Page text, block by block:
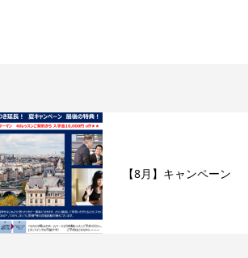
【8月】キャンペーン